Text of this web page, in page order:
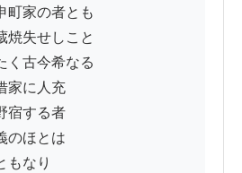
町家の者とも
焼失せしこと
く古今希なる
家に人充
宿する者
のほとは
もなり